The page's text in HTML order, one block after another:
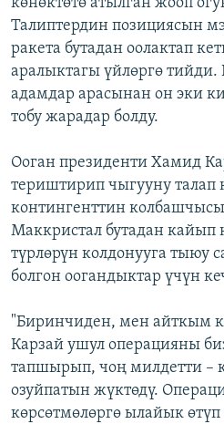
көнөктөтө атылган жооп
Талиптердин позициясын
ракета бутадан оолактап
аралыктагы үйлөргө
адамдар арасынан он эки
тобу жарадар болду.
Ооган президенти Хамид
териштирип чыгууну
контингенттин
Маккристал бутадан кайып
түрлөрүн колдонууга тыюу
болгон оогандыктар үчүн
"Биринчиден, мен айткым
Карзай ушул операцияны
тапшырып, чоң милдетти –
озуйпатын жүктөдү.
көрсөтмөлөргө ылайык өтүп